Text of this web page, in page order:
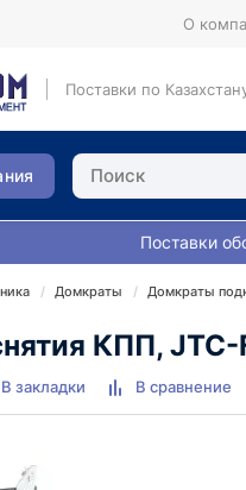
О
Поставки по
Поставки
Домкраты Домкраты
КПП,
В закладки В сравнение